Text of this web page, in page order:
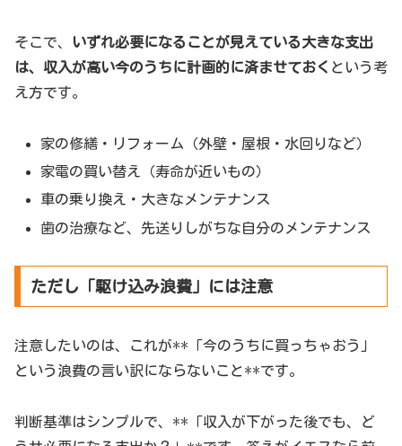
そこで、
いずれ必要になることが見えている大きな支出
は、収入が高い今のうちに計画的に済ませておく という考
え方です。
家の修繕・リフォーム（外壁・屋根・水回りなど）
家電の買い替え（寿命が近いもの）
車の乗り換え・大きなメンテナンス
歯の治療など、先送りしがちな自分のメンテナンス
ただし「駆け込み浪費」には注意
注意したいのは、これが**「今のうちに買っちゃおう」
という浪費の言い訳にならないこと**です。
判断基準はシンプルで、**「収入が下がった後でも、ど